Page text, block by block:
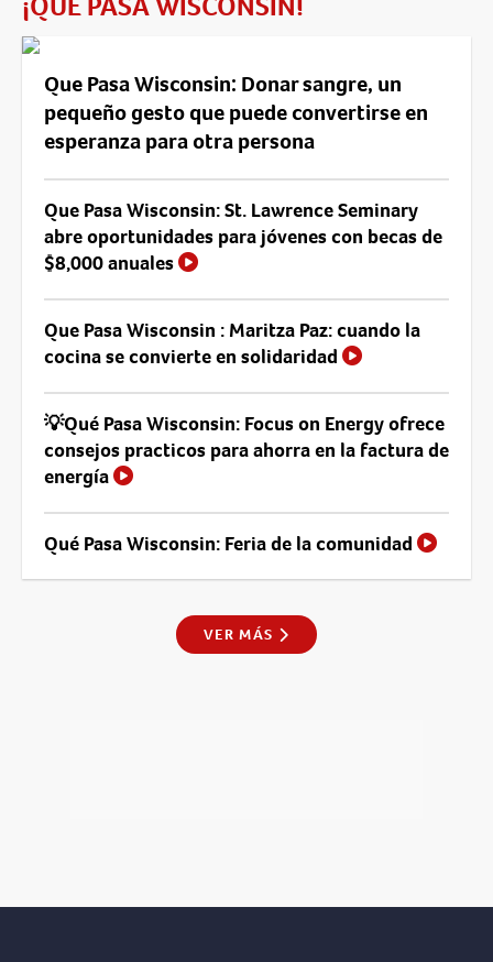
Que Pasa Wisconsin: Donar sangre, un
pequeño gesto que puede convertirse en
esperanza para otra persona
Que Pasa Wisconsin: St. Lawrence Seminary
abre oportunidades para jóvenes con becas de
$8,000 anuales
Que Pasa Wisconsin : Maritza Paz: cuando la
cocina se convierte en solidaridad
💡Qué Pasa Wisconsin: Focus on Energy ofrece
consejos practicos para ahorra en la factura de
energía
Qué Pasa Wisconsin: Feria de la comunidad
VER MÁS